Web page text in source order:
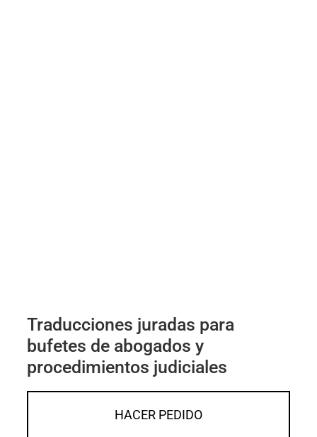
Traducciones juradas para
bufetes de abogados y
procedimientos judiciales
HACER PEDIDO